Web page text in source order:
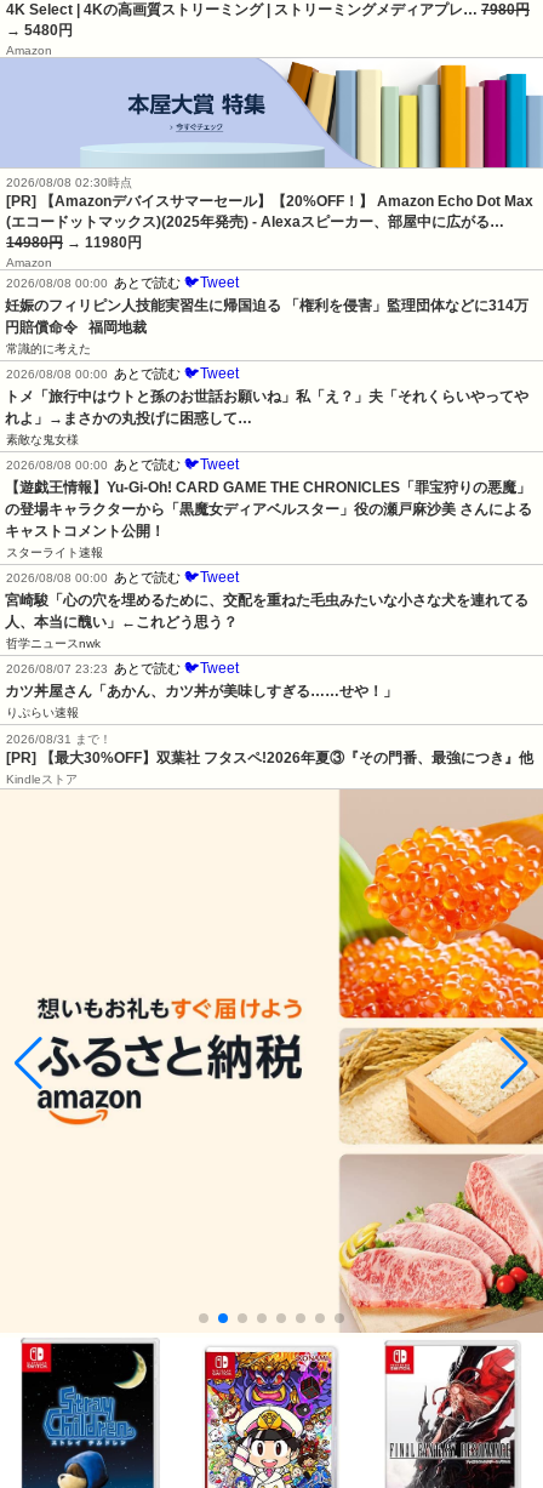
4K Select | 4Kの高画質ストリーミング | ストリーミングメディアプレ… 7980円
→ 5480円
Amazon
2026/08/08 02:30時点
[PR] 【Amazonデバイスサマーセール】【20%OFF！】 Amazon Echo Dot Max
(エコードットマックス)(2025年発売) - Alexaスピーカー、部屋中に広がる…
14980円 → 11980円
Amazon
2026/08/08 00:00
あとで読む 🐦Tweet
妊娠のフィリピン人技能実習生に帰国迫る 「権利を侵害」監理団体などに314万
円賠償命令   福岡地裁
常識的に考えた
2026/08/08 00:00
あとで読む 🐦Tweet
トメ「旅行中はウトと孫のお世話お願いね」私「え？」夫「それくらいやってや
れよ」→まさかの丸投げに困惑して…
素敵な鬼女様
2026/08/08 00:00
あとで読む 🐦Tweet
【遊戯王情報】Yu-Gi-Oh! CARD GAME THE CHRONICLES「罪宝狩りの悪魔」
の登場キャラクターから「黒魔女ディアベルスター」役の瀬戸麻沙美 さんによる
キャストコメント公開！
スターライト速報
2026/08/08 00:00
あとで読む 🐦Tweet
宮崎駿「心の穴を埋めるために、交配を重ねた毛虫みたいな小さな犬を連れてる
人、本当に醜い」←これどう思う？
哲学ニュースnwk
2026/08/07 23:23
あとで読む 🐦Tweet
カツ丼屋さん「あかん、カツ丼が美味しすぎる……せや！」
りぷらい速報
2026/08/31 まで！
[PR] 【最大30%OFF】双葉社 フタスペ!2026年夏③『その門番、最強につき』他
Kindleストア